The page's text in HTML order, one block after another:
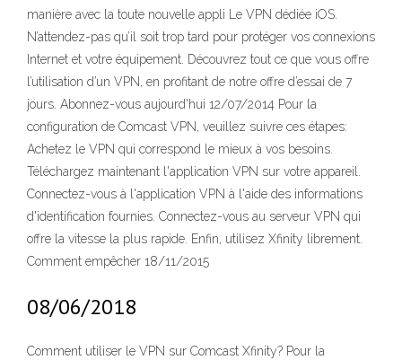
manière avec la toute nouvelle appli Le VPN dédiée iOS.
N’attendez-pas qu’il soit trop tard pour protéger vos connexions
Internet et votre équipement. Découvrez tout ce que vous offre
l’utilisation d’un VPN, en profitant de notre offre d’essai de 7
jours. Abonnez-vous aujourd'hui 12/07/2014 Pour la
configuration de Comcast VPN, veuillez suivre ces étapes:
Achetez le VPN qui correspond le mieux à vos besoins.
Téléchargez maintenant l'application VPN sur votre appareil.
Connectez-vous à l'application VPN à l'aide des informations
d'identification fournies. Connectez-vous au serveur VPN qui
offre la vitesse la plus rapide. Enfin, utilisez Xfinity librement.
Comment empêcher 18/11/2015
08/06/2018
Comment utiliser le VPN sur Comcast Xfinity? Pour la